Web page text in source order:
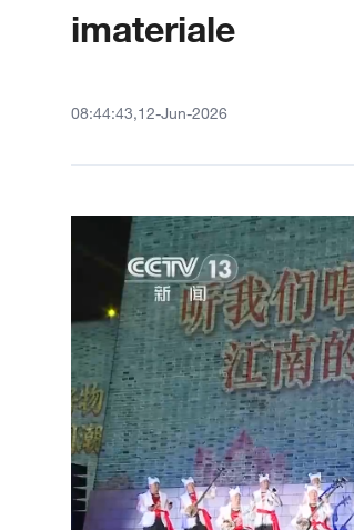
imateriale
08:44:43,12-Jun-2026